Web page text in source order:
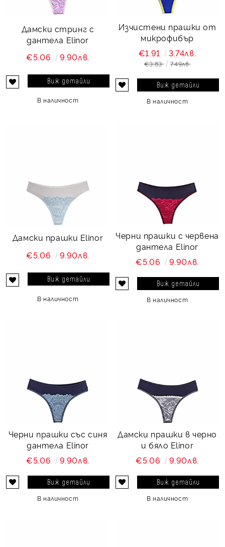
Дамски стринг с
дантела Elinor
€5.06
9.90лв.
Виж детайли
В наличност
Изчистени прашки от
микрофибър
€1.91 3.74лв.
€3.83 7.49лв.
Виж детайли
В наличност
Дамски прашки Elinor
€5.06
9.90лв.
Виж детайли
В наличност
Черни прашки с червена
дантела Elinor
€5.06
9.90лв.
Виж детайли
В наличност
Черни прашки със синя
дантела Elinor
€5.06
9.90лв.
Виж детайли
В наличност
Дамски прашки в черно
и бяло Elinor
€5.06
9.90лв.
Виж детайли
В наличност